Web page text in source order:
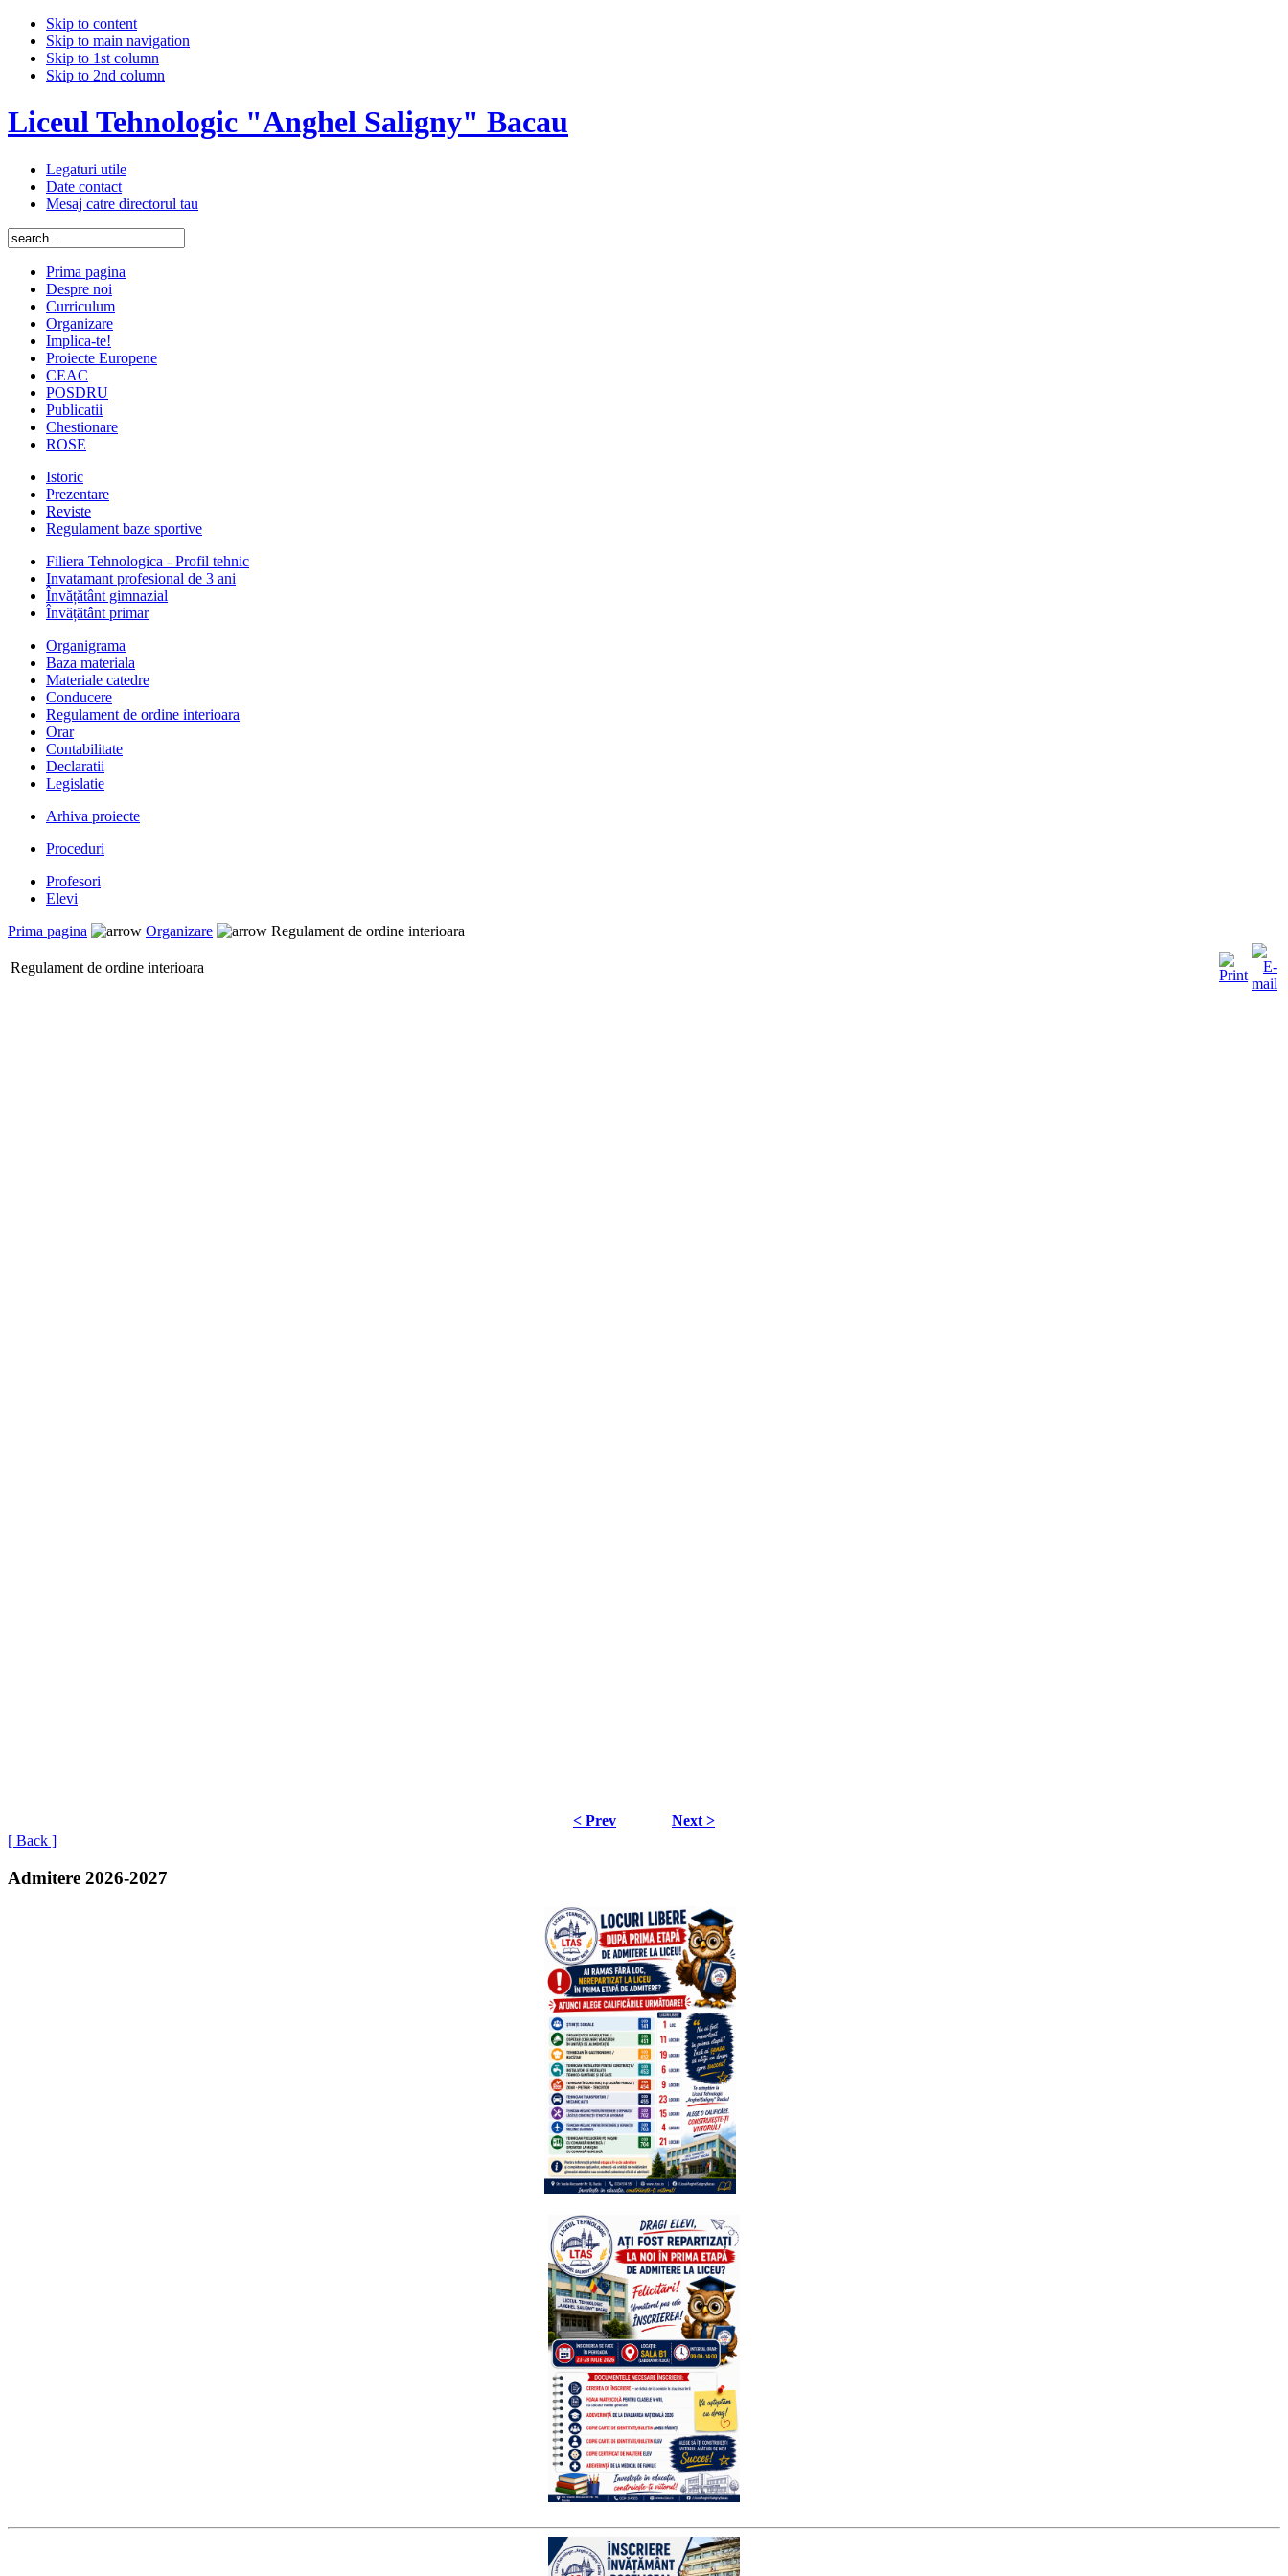
Skip to content
Skip to main navigation
Skip to 1st column
Skip to 2nd column
Liceul Tehnologic "Anghel Saligny" Bacau
Legaturi utile
Date contact
Mesaj catre directorul tau
Prima pagina
Despre noi
Curriculum
Organizare
Implica-te!
Proiecte Europene
CEAC
POSDRU
Publicatii
Chestionare
ROSE
Istoric
Prezentare
Reviste
Regulament baze sportive
Filiera Tehnologica - Profil tehnic
Invatamant profesional de 3 ani
Învățătânt gimnazial
Învățătânt primar
Organigrama
Baza materiala
Materiale catedre
Conducere
Regulament de ordine interioara
Orar
Contabilitate
Declaratii
Legislatie
Arhiva proiecte
Proceduri
Profesori
Elevi
Prima pagina
Organizare Regulament de ordine interioara
Regulament de ordine interioara
< Prev
Next >
[ Back ]
Admitere 2026-2027